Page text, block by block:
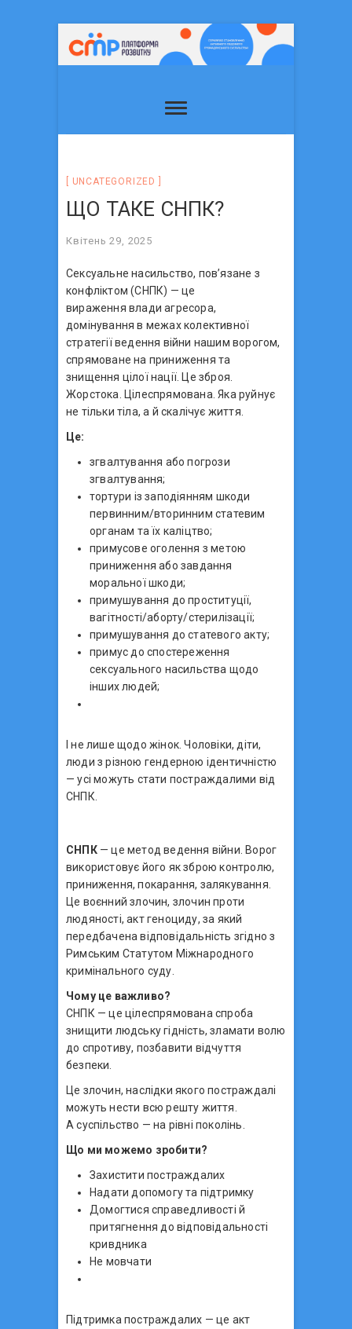
UNCATEGORIZED
ЩО ТАКЕ СНПК?
Квітень 29, 2025
Сексуальне насильство, пов’язане з
конфліктом (СНПК) — це
вираження влади агресора,
домінування в межах колективної
стратегії ведення війни нашим ворогом,
спрямоване на приниження та
знищення цілої нації. Це зброя.
Жорстока. Цілеспрямована. Яка руйнує
не тільки тіла, а й скалічує життя.
Це:
згвалтування або погрози
згвалтування;
тортури із заподіянням шкоди
первинним/вторинним статевим
органам та їх каліцтво;
примусове оголення з метою
приниження або завдання
моральної шкоди;
примушування до проституції,
вагітності/аборту/стерилізації;
примушування до статевого акту;
примус до спостереження
сексуального насильства щодо
інших людей;
І не лише щодо жінок. Чоловіки, діти,
люди з різною гендерною ідентичністю
— усі можуть стати постраждалими від
СНПК.
СНПК— це метод ведення війни. Ворог
використовує його як зброю контролю,
приниження, покарання, залякування.
Це воєнний злочин, злочин проти
людяності, акт геноциду, за який
передбачена відповідальність згідно з
Римським Статутом Міжнародного
кримінального суду.
Чому це важливо?
СНПК — це цілеспрямована спроба
знищити людську гідність, зламати волю
до спротиву, позбавити відчуття
безпеки.
Це злочин, наслідки якого постраждалі
можуть нести всю решту життя.
А суспільство — на рівні поколінь.
Що ми можемо зробити?
Захистити постраждалих
Надати допомогу та підтримку
Домогтися справедливості й
притягнення до відповідальності
кривдника
Не мовчати
Підтримка постраждалих — це акт